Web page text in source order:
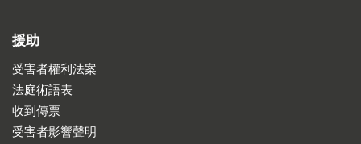
援助
受害者權利法案
法庭術語表
收到傳票
受害者影響聲明